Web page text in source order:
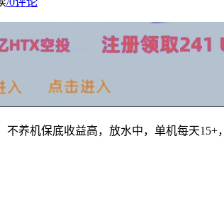
养机保底收益高，放水中，单机每天15+，